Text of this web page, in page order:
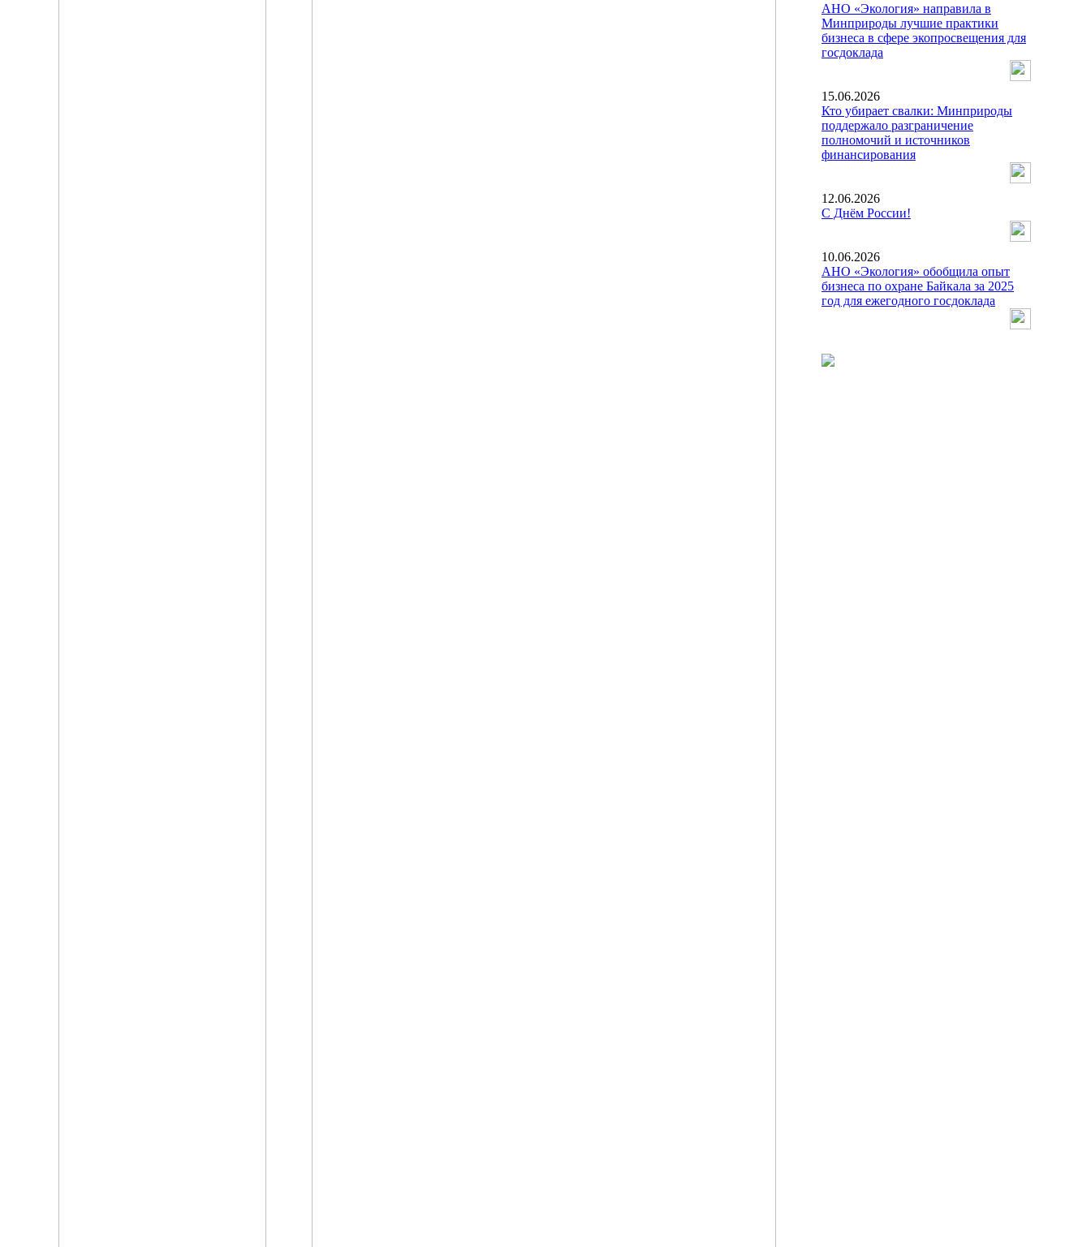
АНО «Экология» направила в
Минприроды лучшие практики
бизнеса в сфере экопросвещения для
госдоклада
15.06.2026
Кто убирает свалки: Минприроды
поддержало разграничение
полномочий и источников
финансирования
12.06.2026
С Днём России!
10.06.2026
АНО «Экология» обобщила опыт
бизнеса по охране Байкала за 2025
год для ежегодного госдоклада